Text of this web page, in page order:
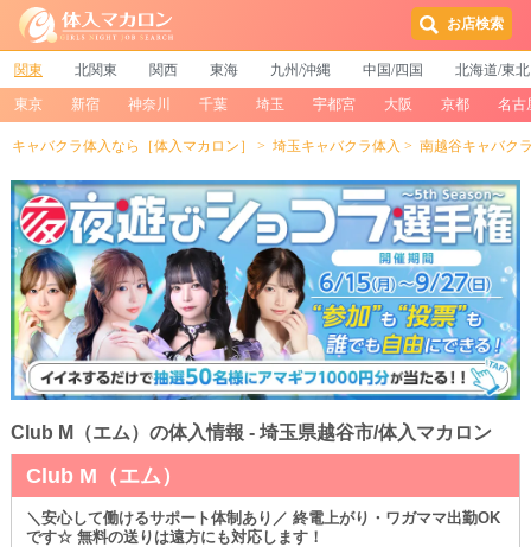
お店検索
関東 北関東 関西 東海 九州/沖縄 中国/四国 北海道/東北
東京 新宿 神奈川 千葉 埼玉 宇都宮 大阪 京都 名古
キャバクラ体入なら［体入マカロン］ 埼玉キャバクラ体入 南越谷キャバク
Club M（エム）の体入情報 - 埼玉県越谷市/体入マカロン
Club M（エム）
＼安心して働けるサポート体制あり／ 終電上がり・ワガママ出勤OK
です☆ 無料の送りは遠方にも対応します！